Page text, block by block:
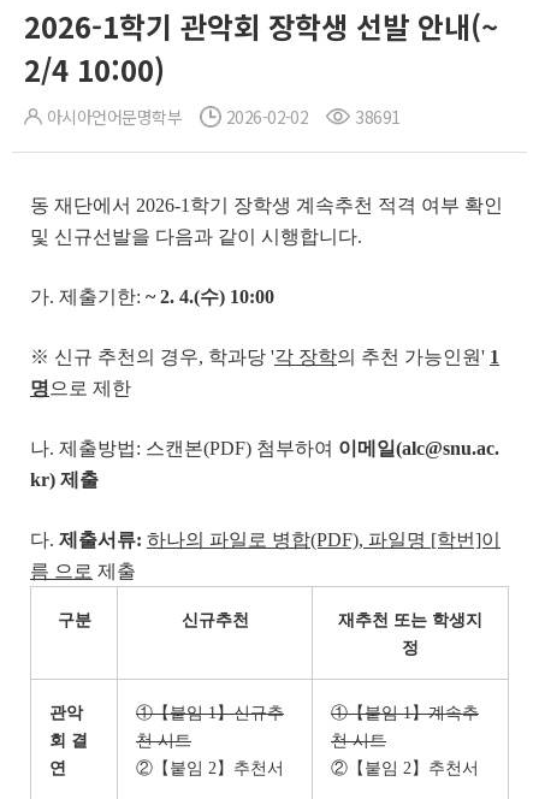
2026-1학기 관악회 장학생 선발 안내(~
2/4 10:00)
아시아언어문명학부 2026-02-02 38691
동 재단에서 2026-1학기 장학생 계속추천 적격 여부 확인
및 신규선발을 다음과 같이 시행합니다.
가. 제출기한: ~ 2. 4.(수) 10:00
※ 신규 추천의 경우, 학과당 '각 장학의 추천 가능인원' 1
명으로 제한
나. 제출방법: 스캔본(PDF) 첨부하여 이메일(alc@snu.ac.
kr) 제출
다. 제출서류: 하나의 파일로 병합(PDF), 파일명 [학번]이
름 으로 제출
구분 신규추천
재추천 또는 학생지
정
관악
회 결
연
①【붙임 1】신규추
천 시트
②【붙임 2】추천서
①【붙임 1】계속추
천 시트
②【붙임 2】추천서